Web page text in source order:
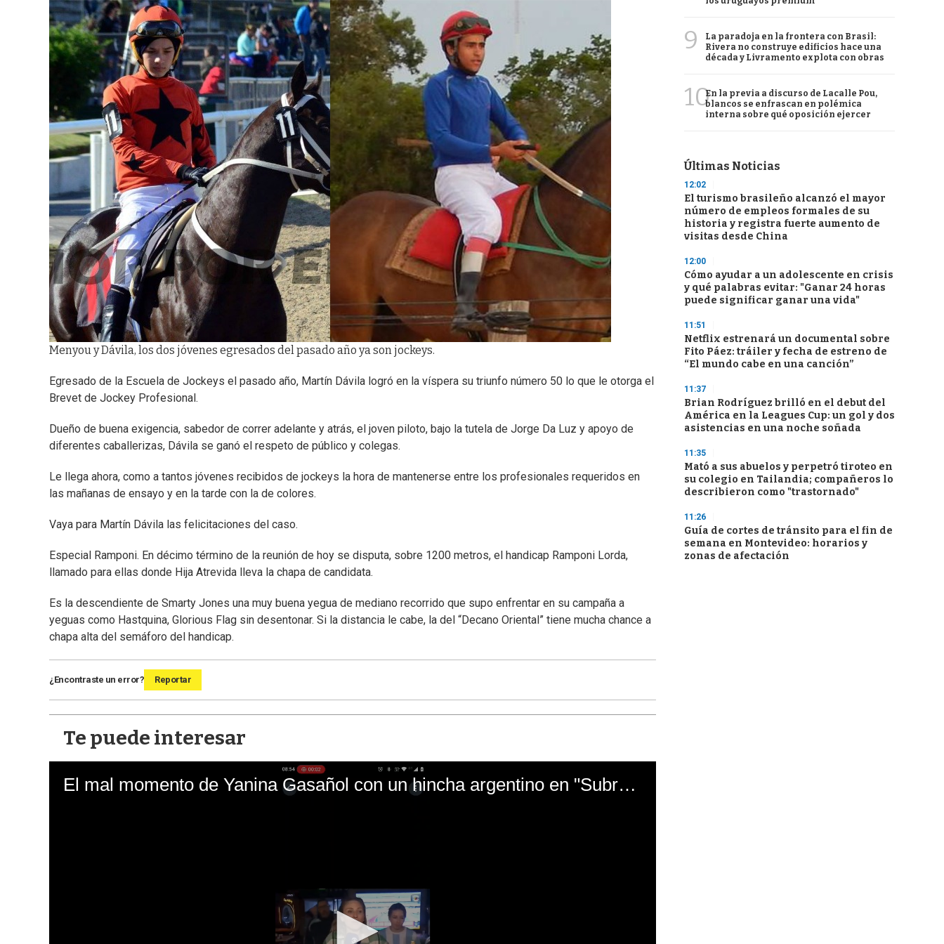
Menyou y Dávila, los dos jóvenes egresados del pasado año ya son jockeys.
Egresado de la Escuela de Jockeys el pasado año, Martín Dávila logró en la víspera su triunfo número 50 lo que le otorga el
Brevet de Jockey Profesional.
Dueño de buena exigencia, sabedor de correr adelante y atrás, el joven piloto, bajo la tutela de Jorge Da Luz y apoyo de
diferentes caballerizas, Dávila se ganó el respeto de público y colegas.
Le llega ahora, como a tantos jóvenes recibidos de jockeys la hora de mantenerse entre los profesionales requeridos en
las mañanas de ensayo y en la tarde con la de colores.
Vaya para Martín Dávila las felicitaciones del caso.
Especial Ramponi. En décimo término de la reunión de hoy se disputa, sobre 1200 metros, el handicap Ramponi Lorda,
llamado para ellas donde Hija Atrevida lleva la chapa de candidata.
Es la descendiente de Smarty Jones una muy buena yegua de mediano recorrido que supo enfrentar en su campaña a
yeguas como Hastquina, Glorious Flag sin desentonar. Si la distancia le cabe, la del “Decano Oriental” tiene mucha chance a
chapa alta del semáforo del handicap.
¿Encontraste un error? Reportar
Te puede interesar
El mal momento de Yanina Gasañol con un hincha argentino en "Subrayado"
9
La paradoja en la frontera con Brasil:
Rivera no construye edificios hace una
década y Livramento explota con obras
10En la previa a discurso de Lacalle Pou,
blancos se enfrascan en polémica
interna sobre qué oposición ejercer
Últimas Noticias
12:02
El turismo brasileño alcanzó el mayor
número de empleos formales de su
historia y registra fuerte aumento de
visitas desde China
12:00
Cómo ayudar a un adolescente en crisis
y qué palabras evitar: "Ganar 24 horas
puede significar ganar una vida"
11:51
Netflix estrenará un documental sobre
Fito Páez: tráiler y fecha de estreno de
“El mundo cabe en una canción”
11:37
Brian Rodríguez brilló en el debut del
América en la Leagues Cup: un gol y dos
asistencias en una noche soñada
11:35
Mató a sus abuelos y perpetró tiroteo en
su colegio en Tailandia; compañeros lo
describieron como "trastornado"
11:26
Guía de cortes de tránsito para el fin de
semana en Montevideo: horarios y
zonas de afectación